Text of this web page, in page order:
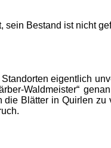
sein Bestand ist nicht
eigentlich
Waldmeister“
die Blätter in Quirlen